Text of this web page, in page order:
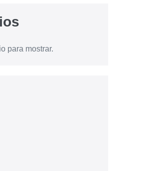
para mostrar.